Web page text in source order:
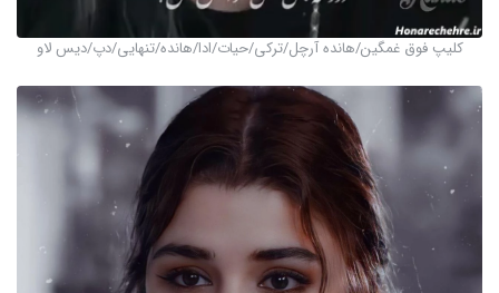
کلیپ فوق غمگین/هانده آرچل/ترکی/حیات/ادا/هانده/تنهایی/دپ/دیس لاو